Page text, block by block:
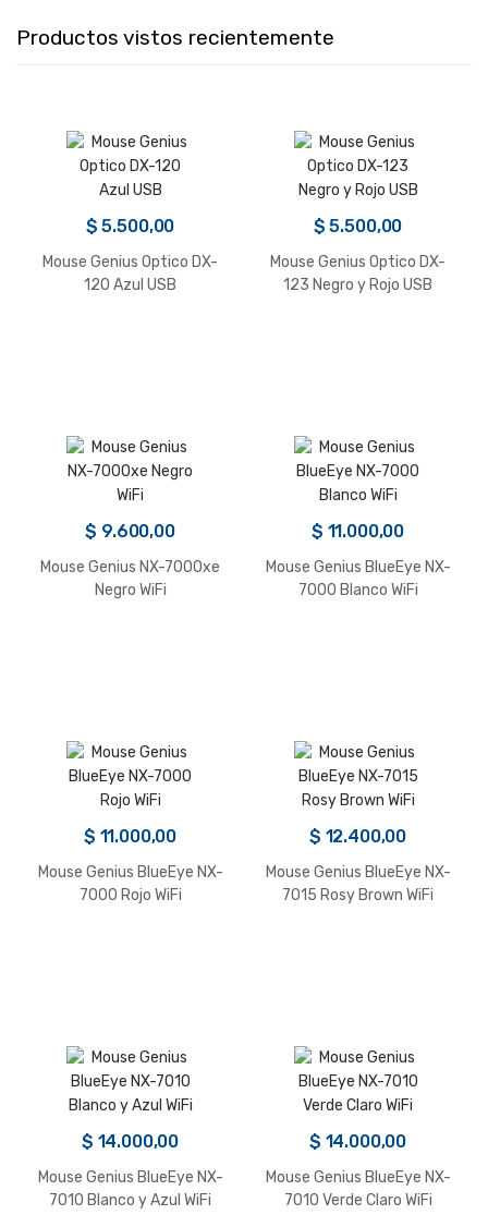
Productos vistos recientemente
$ 5.500,00
Mouse Genius Optico DX-
120 Azul USB
$ 5.500,00
Mouse Genius Optico DX-
123 Negro y Rojo USB
$ 9.600,00
Mouse Genius NX-7000xe
Negro WiFi
$ 11.000,00
Mouse Genius BlueEye NX-
7000 Blanco WiFi
$ 11.000,00
Mouse Genius BlueEye NX-
7000 Rojo WiFi
$ 12.400,00
Mouse Genius BlueEye NX-
7015 Rosy Brown WiFi
$ 14.000,00
Mouse Genius BlueEye NX-
7010 Blanco y Azul WiFi
$ 14.000,00
Mouse Genius BlueEye NX-
7010 Verde Claro WiFi